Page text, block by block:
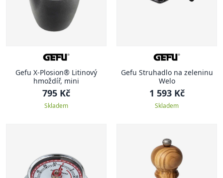
Gefu X-Plosion® Litinový
hmoždíř, mini
795 Kč
Skladem
Gefu Struhadlo na zeleninu
Welo
1 593 Kč
Skladem